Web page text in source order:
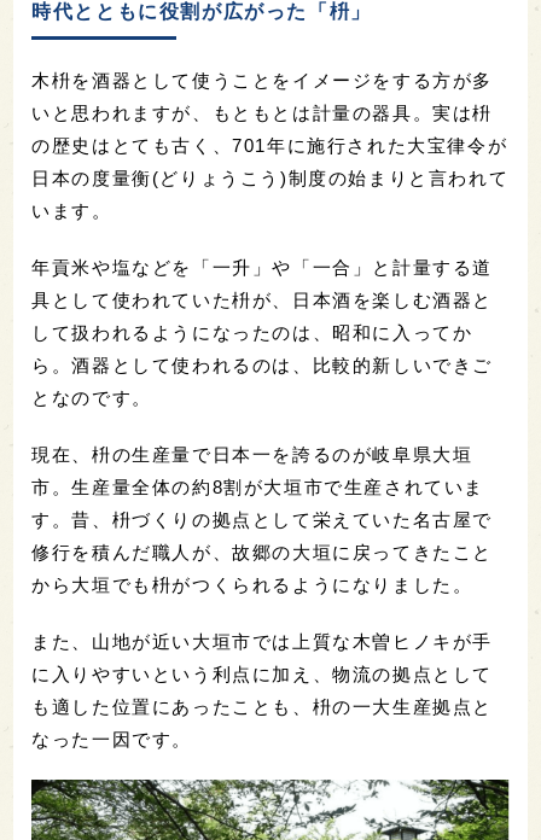
時代とともに役割が広がった「枡」
木枡を酒器として使うことをイメージをする方が多
いと思われますが、もともとは計量の器具。実は枡
の歴史はとても古く、701年に施行された大宝律令が
日本の度量衡(どりょうこう)制度の始まりと言われて
います。
年貢米や塩などを「一升」や「一合」と計量する道
具として使われていた枡が、日本酒を楽しむ酒器と
して扱われるようになったのは、昭和に入ってか
ら。酒器として使われるのは、比較的新しいできご
となのです。
現在、枡の生産量で日本一を誇るのが岐阜県大垣
市。生産量全体の約8割が大垣市で生産されていま
す。昔、枡づくりの拠点として栄えていた名古屋で
修行を積んだ職人が、故郷の大垣に戻ってきたこと
から大垣でも枡がつくられるようになりました。
また、山地が近い大垣市では上質な木曽ヒノキが手
に入りやすいという利点に加え、物流の拠点として
も適した位置にあったことも、枡の一大生産拠点と
なった一因です。